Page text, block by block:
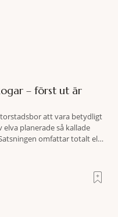
– först ut är
att vara betydligt
planerade så kallade
omfattar totalt elva